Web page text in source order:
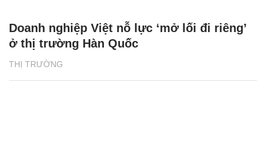
THỊ TRƯỜNG
Doanh nghiệp Việt nỗ lực ‘mở lối đi riêng’
ở thị trường Hàn Quốc